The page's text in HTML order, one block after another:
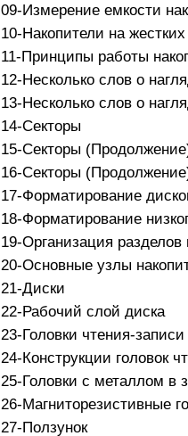
09-Измерение емкости
10-Накопители на
11-Принципы работы
12-Несколько слов о
13-Несколько слов о
14-Секторы
15-Секторы
16-Секторы
17-Форматирование
18-Форматирование
19-Организация разделов
20-Основные узлы
21-Диски
22-Рабочий слой диска
23-Головки чтения-записи
24-Конструкции головок
25-Головки с металлом в
26-Магниторезистивные
27-Ползунок